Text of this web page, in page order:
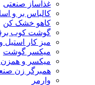
غذاساز صنعتی
کالباس بر و
کاهو خشک کن
گوشت کوب
میز کار استیل
میکسر گوشت
میکسر و
همبرگر زن
وارمر